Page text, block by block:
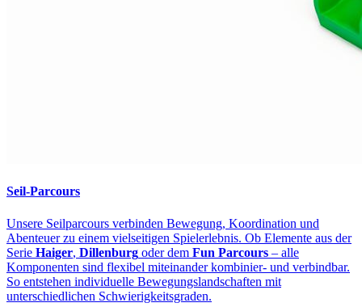
Seil-Parcours
Unsere Seilparcours verbinden Bewegung, Koordination und
Abenteuer zu einem vielseitigen Spielerlebnis. Ob Elemente aus der
Serie Haiger, Dillenburg oder dem Fun Parcours – alle
Komponenten sind flexibel miteinander kombinier- und verbindbar.
So entstehen individuelle Bewegungslandschaften mit
unterschiedlichen Schwierigkeitsgraden.